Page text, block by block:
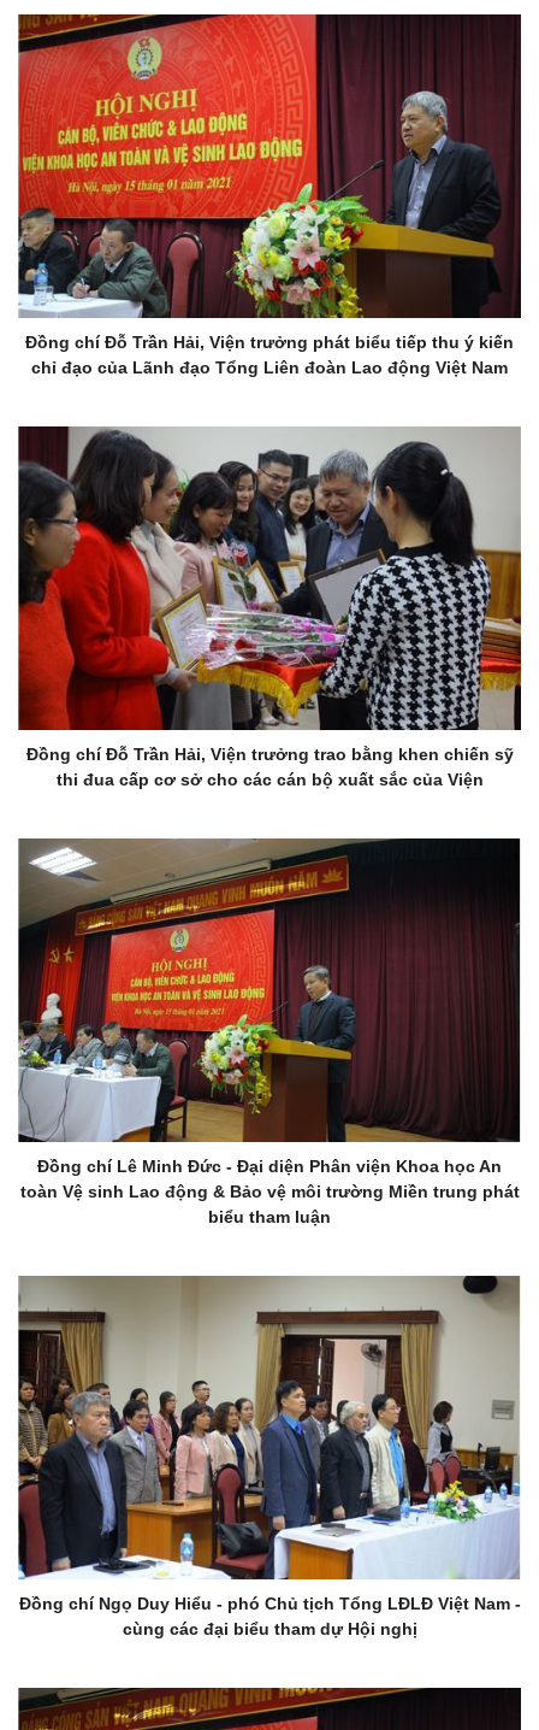
Đồng chí Đỗ Trần Hải, Viện trưởng phát biểu tiếp thu ý kiến
chỉ đạo của Lãnh đạo Tổng Liên đoàn Lao động Việt Nam
Đồng chí Đỗ Trần Hải, Viện trưởng trao bằng khen chiến sỹ
thi đua cấp cơ sở cho các cán bộ xuất sắc của Viện
Đồng chí Lê Minh Đức - Đại diện Phân viện Khoa học An
toàn Vệ sinh Lao động & Bảo vệ môi trường Miền trung phát
biểu tham luận
Đồng chí Ngọ Duy Hiểu - phó Chủ tịch Tổng LĐLĐ Việt Nam -
cùng các đại biểu tham dự Hội nghị